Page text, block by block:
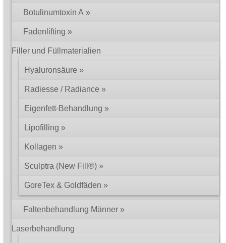
Botulinumtoxin A
Fadenlifting
Filler und Füllmaterialien
Hyaluronsäure
Radiesse / Radiance
Eigenfett-Behandlung
Lipofilling
Kollagen
Sculptra (New Fill®)
GoreTex & Goldfäden
Faltenbehandlung Männer
Laserbehandlung